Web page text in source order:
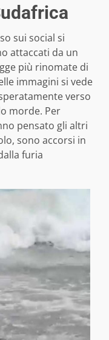
sui social si
attaccati da un
più rinomate di
immagini si vede
verso
morde. Per
pensato gli altri
sono accorsi in
furia